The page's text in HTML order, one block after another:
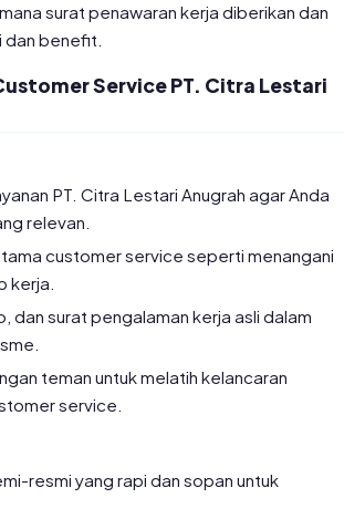
surat penawaran kerja diberikan dan
benefit.
Service PT. Citra Lestari
PT. Citra Lestari Anugrah agar Anda
relevan.
customer service seperti menangani
kerja.
dan surat pengalaman kerja asli dalam
teman untuk melatih kelancaran
service.
resmi yang rapi dan sopan untuk